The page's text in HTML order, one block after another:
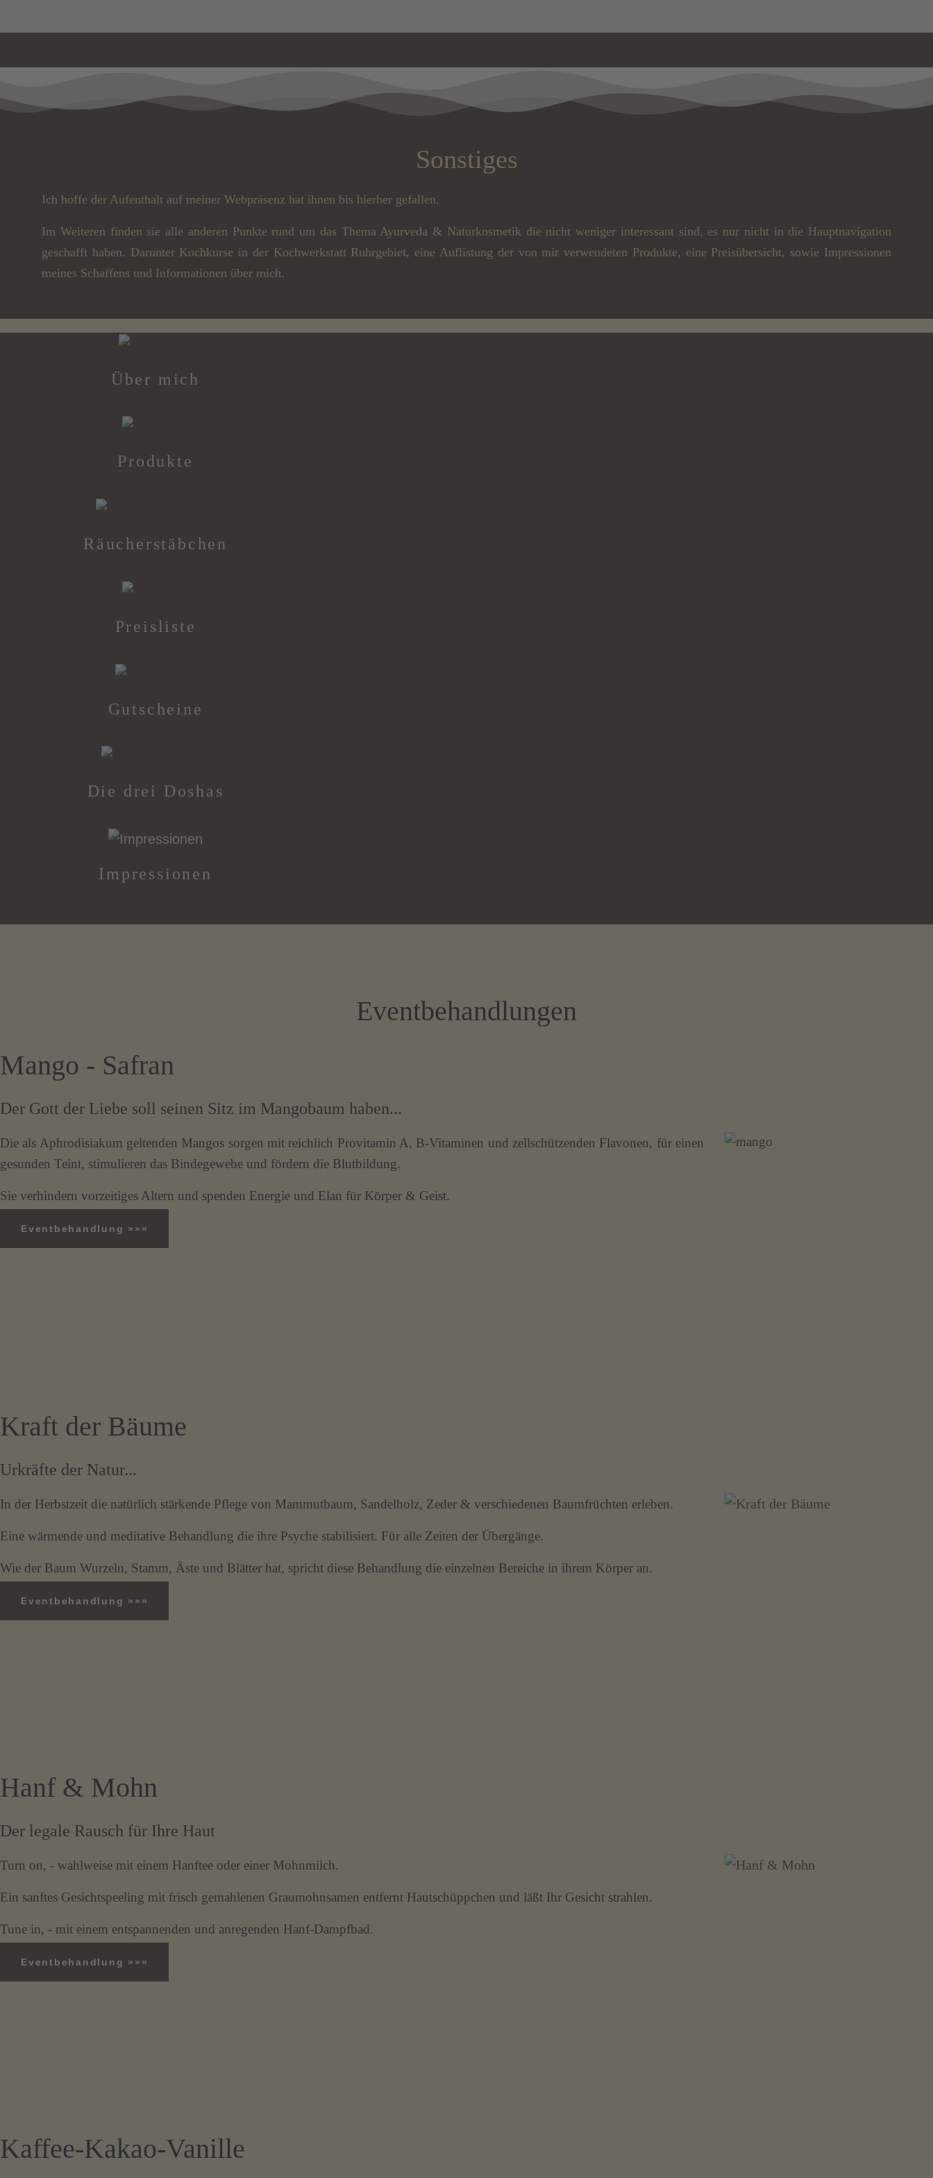
Sonstiges
Ich hoffe der Aufenthalt auf meiner Webpräsenz hat ihnen bis hierher gefallen.
Im Weiteren finden sie alle anderen Punkte rund um das Thema Ayurveda & Naturkosmetik die nicht weniger interessant sind, es nur nicht in die Hauptnavigation
geschafft haben. Darunter Kochkurse in der Kochwerkstatt Ruhrgebiet, eine Auflistung der von mir verwendeten Produkte, eine Preisübersicht, sowie Impressionen
meines Schaffens und Informationen über mich.
Über mich
Produkte
Räucherstäbchen
Preisliste
Gutscheine
Die drei Doshas
Impressionen
Eventbehandlungen
Mango - Safran
Der Gott der Liebe soll seinen Sitz im Mangobaum haben...
Die als Aphrodisiakum geltenden Mangos sorgen mit reichlich Provitamin A, B-Vitaminen und zellschützenden Flavonen, für einen
gesunden Teint, stimulieren das Bindegewebe und fördern die Blutbildung.
Sie verhindern vorzeitiges Altern und spenden Energie und Elan für Körper & Geist.
Eventbehandlung »»»
Kraft der Bäume
Urkräfte der Natur...
In der Herbstzeit die natürlich stärkende Pflege von Mammutbaum, Sandelholz, Zeder & verschiedenen Baumfrüchten erleben.
Eine wärmende und meditative Behandlung die ihre Psyche stabilisiert. Für alle Zeiten der Übergänge.
Wie der Baum Wurzeln, Stamm, Äste und Blätter hat, spricht diese Behandlung die einzelnen Bereiche in ihrem Körper an.
Eventbehandlung »»»
Hanf & Mohn
Der legale Rausch für Ihre Haut
Turn on, - wahlweise mit einem Hanftee oder einer Mohnmilch.
Ein sanftes Gesichtspeeling mit frisch gemahlenen Graumohnsamen entfernt Hautschüppchen und läßt Ihr Gesicht strahlen.
Tune in, - mit einem entspannenden und anregenden Hanf-Dampfbad.
Eventbehandlung »»»
Kaffee-Kakao-Vanille